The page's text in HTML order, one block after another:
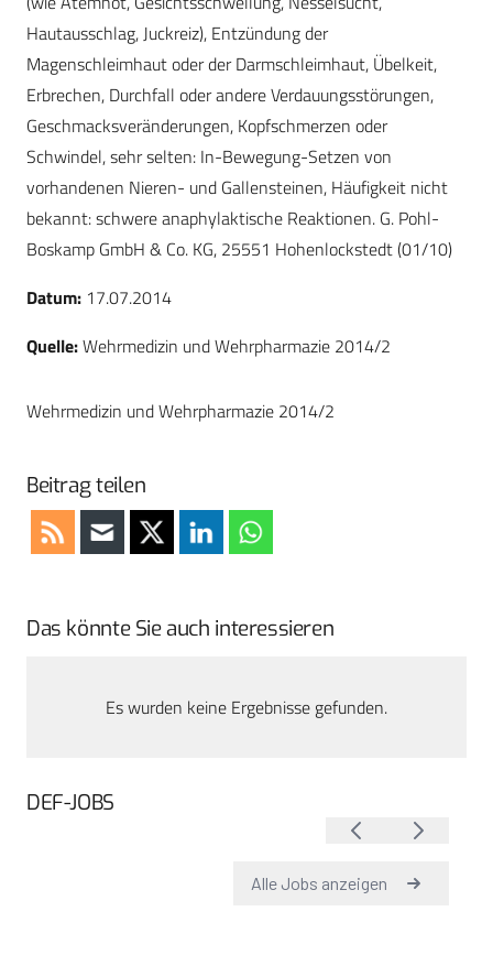
Hautausschlag, Juckreiz), Entzündung der
Magenschleimhaut oder der Darmschleimhaut, Übelkeit,
Erbrechen, Durchfall oder andere Verdauungsstörungen,
Geschmacksveränderungen, Kopfschmerzen oder
Schwindel, sehr selten: In-Bewegung-Setzen von
vorhandenen Nieren- und Gallensteinen, Häufigkeit nicht
bekannt: schwere anaphylaktische Reaktionen. G. Pohl-
Boskamp GmbH & Co. KG, 25551 Hohenlockstedt (01/10)
Datum: 17.07.2014
Quelle:Wehrmedizin und Wehrpharmazie 2014/2
Wehrmedizin und Wehrpharmazie 2014/2
Beitrag teilen
Das könnte Sie auch interessieren
Es wurden keine Ergebnisse gefunden.
DEF-JOBS